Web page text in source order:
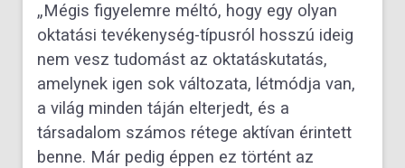
„Mégis figyelemre méltó, hogy egy olyan
oktatási tevékenység-típusról hosszú ideig
nem vesz tudomást az oktatáskutatás,
amelynek igen sok változata, létmódja van,
a világ minden táján elterjedt, és a
társadalom számos rétege aktívan érintett
benne. Már pedig éppen ez történt az